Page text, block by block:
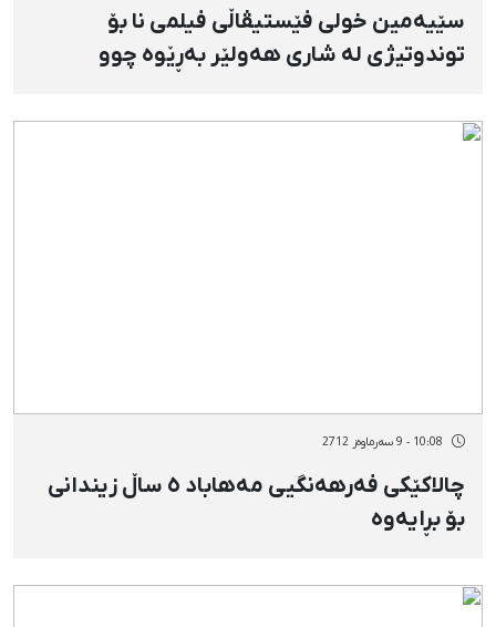
سێیەمین خولی فێستیڤاڵی فیلمی نا بۆ
توندوتیژی لە شاری هەولێر بەڕێوە چوو
10:08 - 9 سەرماوەز 2712
چالاكێكی فەرهەنگیی مەهاباد ٥ ساڵ زیندانی
بۆ بڕایەوە